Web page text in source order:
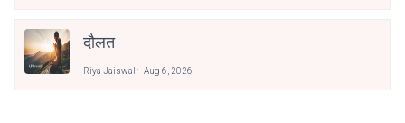
दौलत
Riya Jaiswal Aug 6, 2026